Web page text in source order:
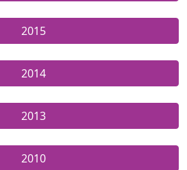
2015
2014
2013
2010